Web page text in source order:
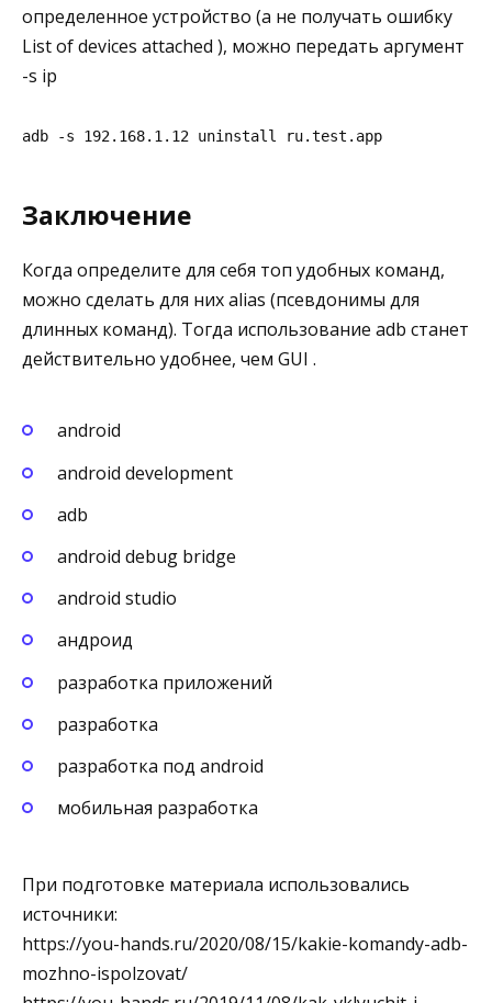
определенное устройство (а не получать ошибку
List of devices attached ), можно передать аргумент
-s ip
adb -s 192.168.1.12 uninstall ru.test.app
Заключение
Когда определите для себя топ удобных команд,
можно сделать для них alias (псевдонимы для
длинных команд). Тогда использование adb станет
действительно удобнее, чем GUI .
android
android development
adb
android debug bridge
android studio
андроид
разработка приложений
разработка
разработка под android
мобильная разработка
При подготовке материала использовались
источники:
https://you-hands.ru/2020/08/15/kakie-komandy-adb-
mozhno-ispolzovat/